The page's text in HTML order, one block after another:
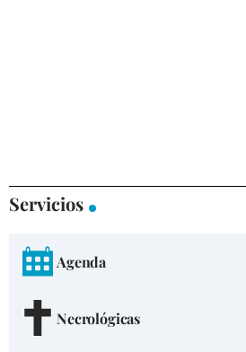
Servicios
Agenda
Necrológicas